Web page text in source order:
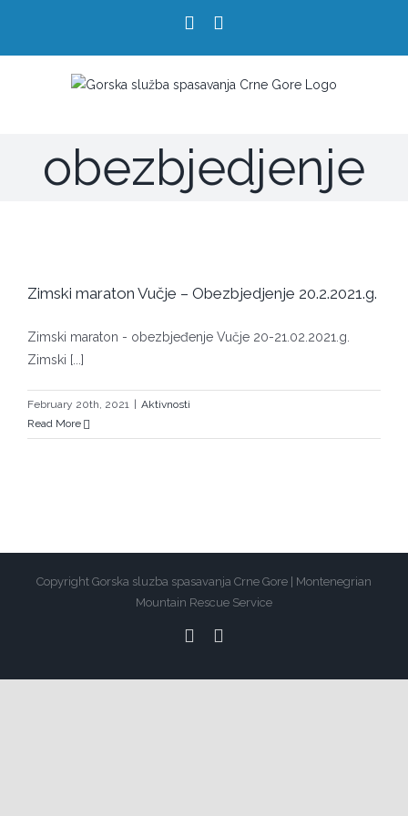
content
facebook
obezbjedjenje
Zimski maraton Vučje – Obezbjedjenje 20.2.2021.g.
Zimski maraton - obezbjeđenje Vučje 20-21.02.2021.g.
Zimski [...]
February 20th, 2021
Aktivnosti
Read More
Copyright Gorska sluzba spasavanja Crne Gore | Montenegrian
Mountain Rescue Service
facebook